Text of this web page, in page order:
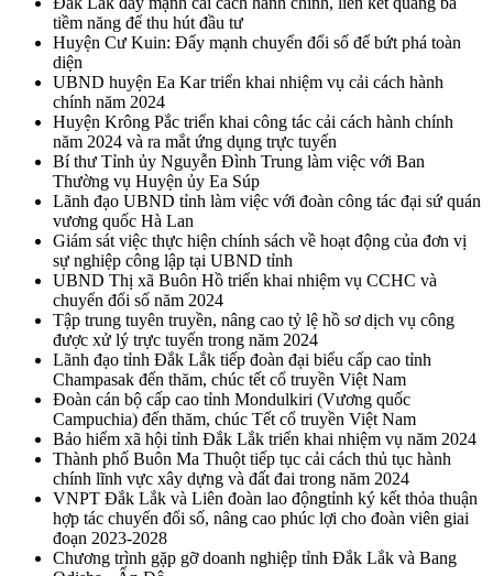
tiềm năng để thu hút đầu tư
Huyện Cư Kuin: Đẩy mạnh chuyển đổi số để bứt phá toàn
diện
UBND huyện Ea Kar triển khai nhiệm vụ cải cách hành
chính năm 2024
Huyện Krông Pắc triển khai công tác cải cách hành chính
năm 2024 và ra mắt ứng dụng trực tuyến
Bí thư Tỉnh ủy Nguyễn Đình Trung làm việc với Ban
Thường vụ Huyện ủy Ea Súp
Lãnh đạo UBND tỉnh làm việc với đoàn công tác đại sứ quán
vương quốc Hà Lan
Giám sát việc thực hiện chính sách về hoạt động của đơn vị
sự nghiệp công lập tại UBND tỉnh
UBND Thị xã Buôn Hồ triển khai nhiệm vụ CCHC và
chuyển đổi số năm 2024
Tập trung tuyên truyền, nâng cao tỷ lệ hồ sơ dịch vụ công
được xử lý trực tuyến trong năm 2024
Lãnh đạo tỉnh Đắk Lắk tiếp đoàn đại biểu cấp cao tỉnh
Champasak đến thăm, chúc tết cổ truyền Việt Nam
Đoàn cán bộ cấp cao tỉnh Mondulkiri (Vương quốc
Campuchia) đến thăm, chúc Tết cổ truyền Việt Nam
Bảo hiểm xã hội tỉnh Đắk Lắk triển khai nhiệm vụ năm 2024
Thành phố Buôn Ma Thuột tiếp tục cải cách thủ tục hành
chính lĩnh vực xây dựng và đất đai trong năm 2024
VNPT Đắk Lắk và Liên đoàn lao độngtỉnh ký kết thỏa thuận
hợp tác chuyển đổi số, nâng cao phúc lợi cho đoàn viên giai
đoạn 2023-2028
Chương trình gặp gỡ doanh nghiệp tỉnh Đắk Lắk và Bang